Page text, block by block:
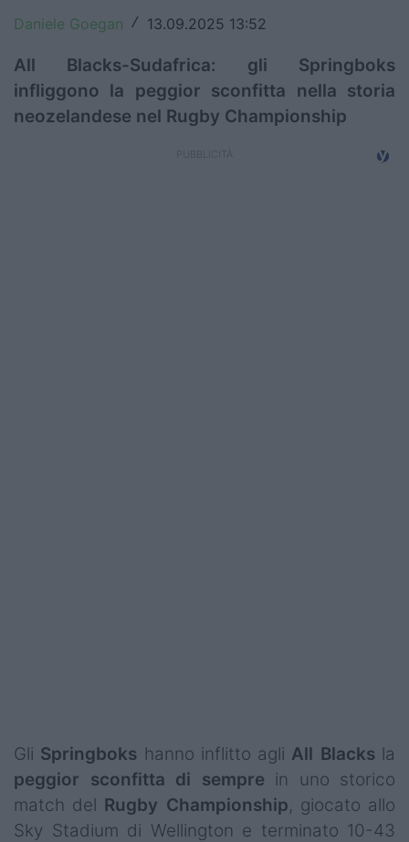
Campionati
Serie A
Serie B
Daniele Goegan / 13.09.2025 13:52
All Blacks-Sudafrica: gli Springboks
infliggono la peggior sconfitta nella storia
neozelandese nel Rugby Championship
Gli Springboks hanno inflitto agli All Blacksla
peggior sconfitta di sempre in uno storico
match del Rugby Championship, giocato allo
Sky Stadium di Wellington e terminato 10-43